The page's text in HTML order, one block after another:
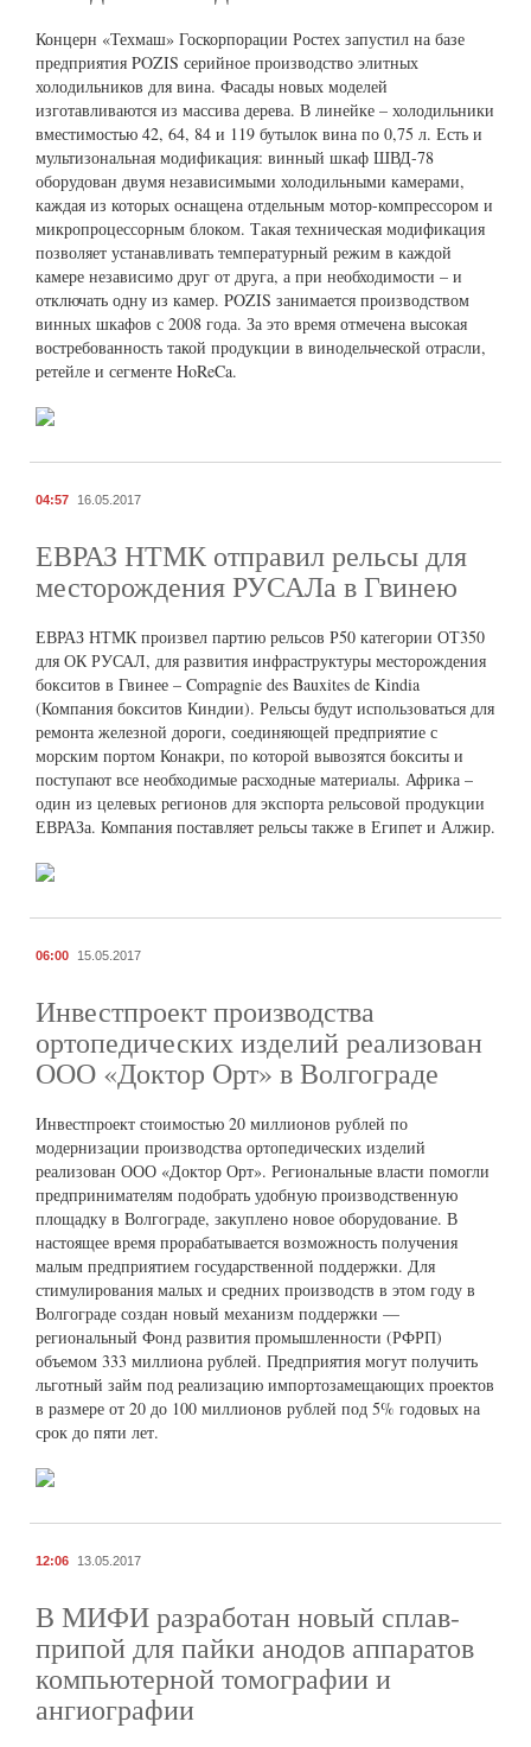
Концерн «Техмаш» Госкорпорации Ростех запустил на базе
предприятия POZIS серийное производство элитных
холодильников для вина. Фасады новых моделей
изготавливаются из массива дерева. В линейке – холодильники
вместимостью 42, 64, 84 и 119 бутылок вина по 0,75 л. Есть и
мультизональная модификация: винный шкаф ШВД-78
оборудован двумя независимыми холодильными камерами,
каждая из которых оснащена отдельным мотор-компрессором и
микропроцессорным блоком. Такая техническая модификация
позволяет устанавливать температурный режим в каждой
камере независимо друг от друга, а при необходимости – и
отключать одну из камер. POZIS занимается производством
винных шкафов с 2008 года. За это время отмечена высокая
востребованность такой продукции в винодельческой отрасли,
ретейле и сегменте HoReCa.
04:57 16.05.2017
ЕВРАЗ НТМК отправил рельсы для
месторождения РУСАЛа в Гвинею
ЕВРАЗ НТМК произвел партию рельсов Р50 категории ОТ350
для ОК РУСАЛ, для развития инфраструктуры месторождения
бокситов в Гвинее – Compagnie des Bauxites de Kindia
(Компания бокситов Киндии). Рельсы будут использоваться для
ремонта железной дороги, соединяющей предприятие с
морским портом Конакри, по которой вывозятся бокситы и
поступают все необходимые расходные материалы. Африка –
один из целевых регионов для экспорта рельсовой продукции
ЕВРАЗа. Компания поставляет рельсы также в Египет и Алжир.
06:00 15.05.2017
Инвестпроект производства
ортопедических изделий реализован
ООО «Доктор Орт» в Волгограде
Инвестпроект стоимостью 20 миллионов рублей по
модернизации производства ортопедических изделий
реализован ООО «Доктор Орт». Региональные власти помогли
предпринимателям подобрать удобную производственную
площадку в Волгограде, закуплено новое оборудование. В
настоящее время прорабатывается возможность получения
малым предприятием государственной поддержки. Для
стимулирования малых и средних производств в этом году в
Волгограде создан новый механизм поддержки —
региональный Фонд развития промышленности (РФРП)
объемом 333 миллиона рублей. Предприятия могут получить
льготный займ под реализацию импортозамещающих проектов
в размере от 20 до 100 миллионов рублей под 5% годовых на
срок до пяти лет.
12:06 13.05.2017
В МИФИ разработан новый сплав-
припой для пайки анодов аппаратов
компьютерной томографии и
ангиографии